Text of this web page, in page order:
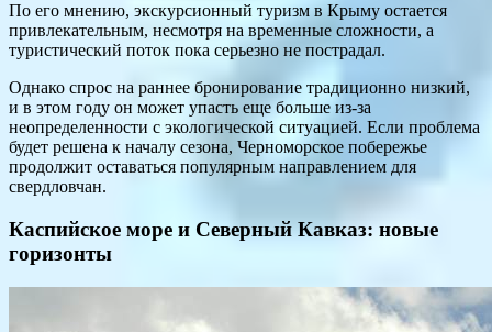
По его мнению, экскурсионный туризм в Крыму остается
привлекательным, несмотря на временные сложности, а
туристический поток пока серьезно не пострадал.
Однако спрос на раннее бронирование традиционно низкий,
и в этом году он может упасть еще больше из-за
неопределенности с экологической ситуацией. Если проблема
будет решена к началу сезона, Черноморское побережье
продолжит оставаться популярным направлением для
свердловчан.
Каспийское море и Северный Кавказ: новые
горизонты